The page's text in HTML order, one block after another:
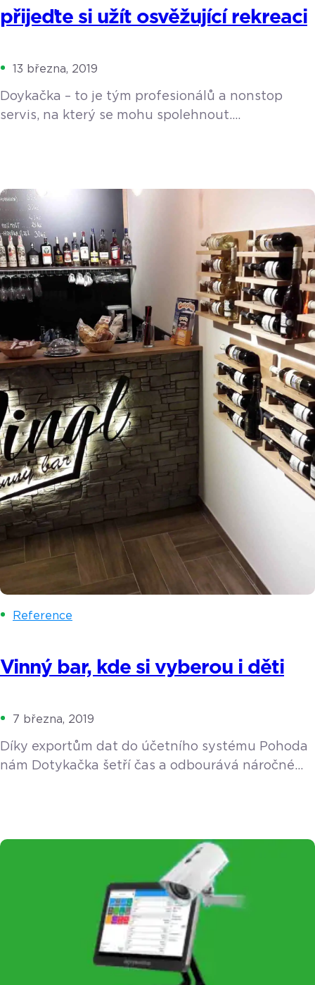
přijeďte si užít osvěžující rekreaci
13 března, 2019
Doykačka – to je tým profesionálů a nonstop
servis, na který se mohu spolehnout.
na severní Moravě. Autocamp Ricco byl otevřen
1. 6. 1992 a provozuje ho pan Rudolf Korčák.
Bazény jsou napuštěny pitnou vodou, sezóna na
koupališti začíná od […]
Reference
Vinný bar, kde si vyberou i děti
7 března, 2019
Díky exportům dat do účetního systému Pohoda
nám Dotykačka šetří čas a odbourává náročné
a otevřely si Vingl – vinný bar. Myšlenka podnikat
se zrodila ve chvíli, kdy si uvědomili, že
osmihodinové sezení v kanceláři jim […]